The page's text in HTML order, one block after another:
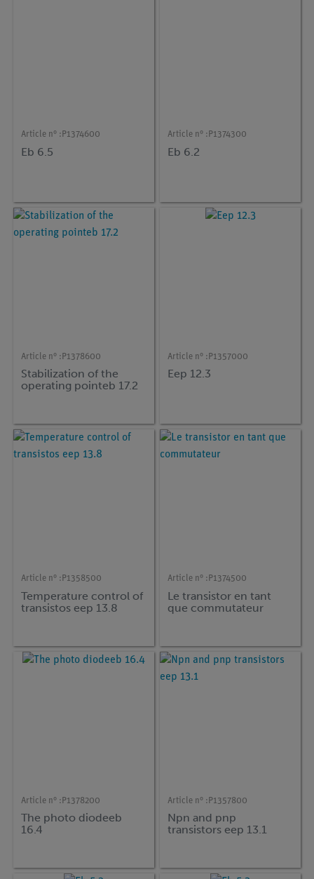
Article n° : P1374600
Eb 6.5
Article n° : P1374300
Eb 6.2
Article n° : P1378600
Stabilization of the
operating pointeb 17.2
Article n° : P1357000
Eep 12.3
Article n° : P1358500
Temperature control of
transistos eep 13.8
Article n° : P1374500
Le transistor en tant
que commutateur
Article n° : P1378200
The photo diodeeb
16.4
Article n° : P1357800
Npn and pnp
transistors eep 13.1